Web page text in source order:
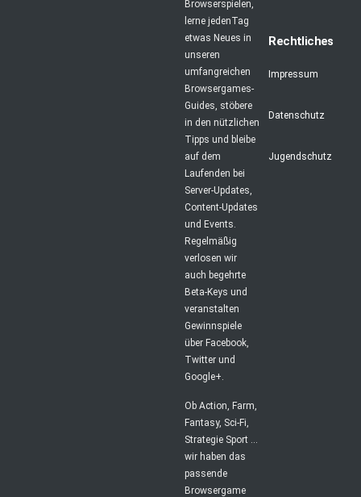
Browserspielen,
lerne jedenTag
etwas Neues in
unseren
umfangreichen
Browsergames-
Guides, stöbere
in den nützlichen
Tipps und bleibe
auf dem
Laufenden bei
Server-Updates,
Content-Updates
und Events.
Regelmäßig
verlosen wir
auch begehrte
Beta-Keys und
veranstalten
Gewinnspiele
über Facebook,
Twitter und
Google+.
Ob Action, Farm,
Fantasy, Sci-Fi,
Strategie Sport ...
wir haben das
passende
Browsergame
Rechtliches
Impressum
Datenschutz
Jugendschutz